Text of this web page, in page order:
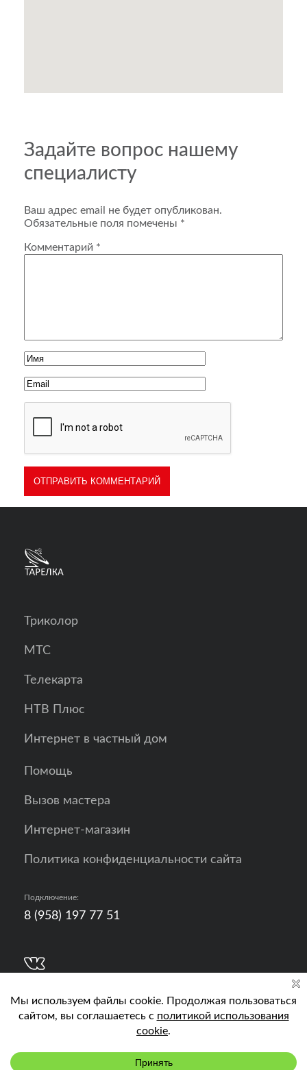
Задайте вопрос нашему
специалисту
Ваш адрес email не будет опубликован.
Обязательные поля помечены *
Комментарий *
Подключить
Триколор
МТС
Телекарта
НТВ Плюс
Интернет в частный дом
Помощь
Вызов мастера
Интернет-магазин
Политика конфиденциальности сайта
Подключение:
8 (958) 197 77 51
Кислород